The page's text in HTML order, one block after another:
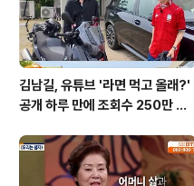
단의 긍정적 평가와 향후 전망용인F..
김남길, 유튜브 '라면 먹고 올래?'
공개 하루 만에 조회수 250만 돌